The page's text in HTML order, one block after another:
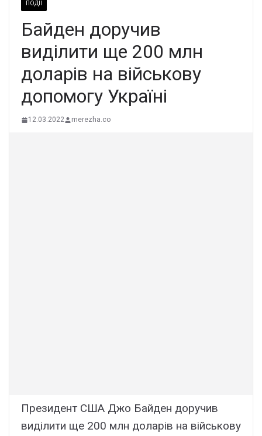
ПОДІЇ
Байден доручив
виділити ще 200 млн
доларів на військову
допомогу Україні
12.03.2022 merezha.co
Президент США Джо Байден доручив
виділити ще 200 млн доларів на військову